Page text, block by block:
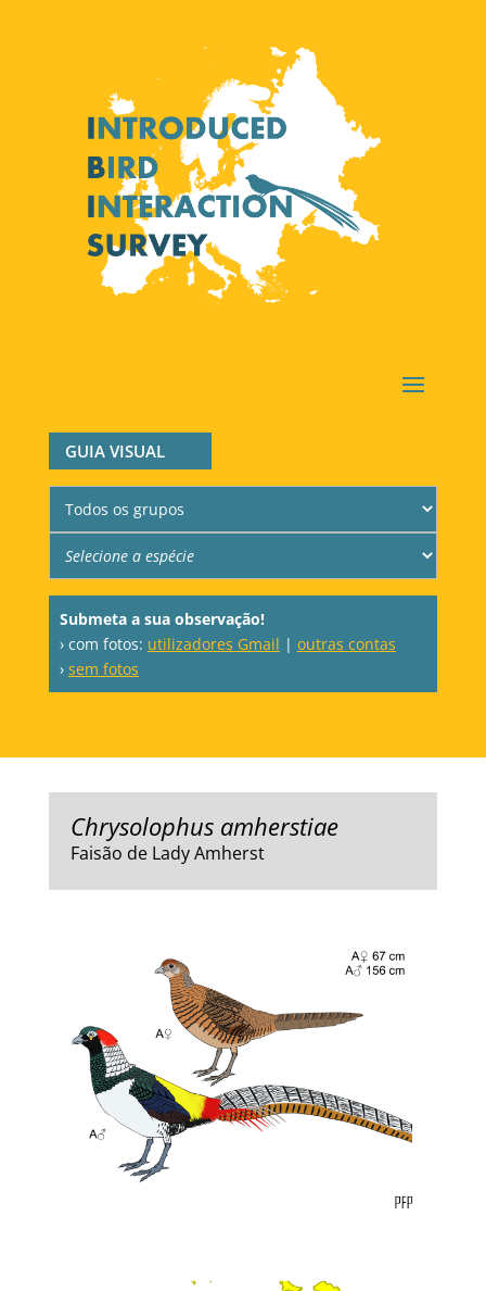
GUIA VISUAL
Submeta a sua observação!
› com fotos: utilizadores Gmail | outras contas
› sem fotos
Chrysolophus amherstiae
Faisão de Lady Amherst